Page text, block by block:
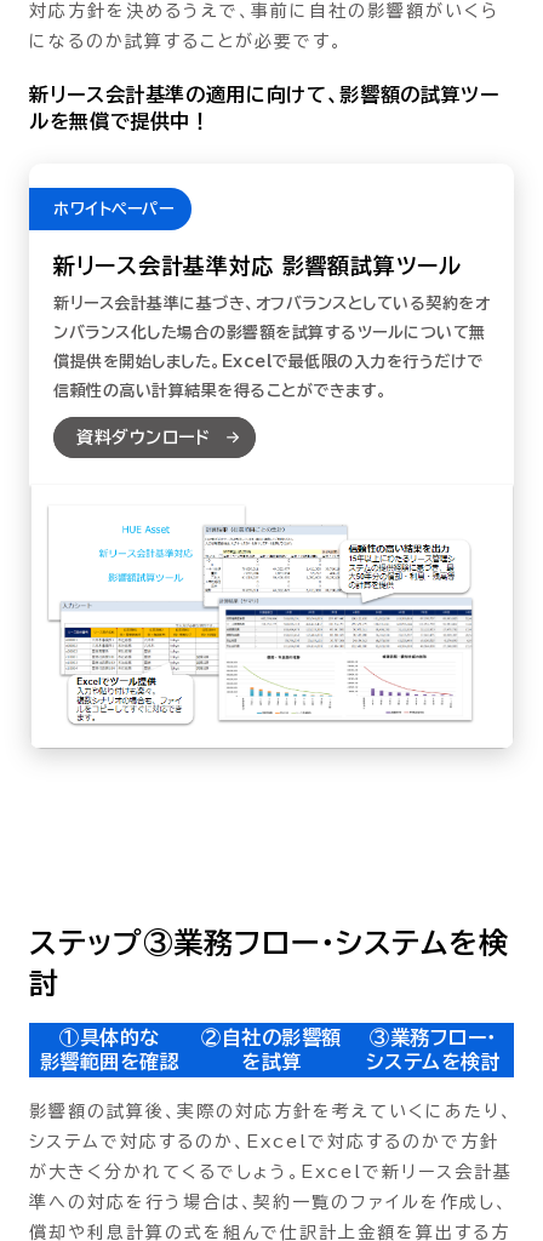
対応方針を決めるうえで、事前に自社の影響額がいくら
になるのか試算することが必要です。
新リース会計基準の適用に向けて、影響額の試算ツー
ルを無償で提供中！
ホワイトペーパー
新リース会計基準対応 影響額試算ツール
新リース会計基準に基づき、オフバランスとしている契約をオ
ンバランス化した場合の影響額を試算するツールについて無
償提供を開始しました。Excelで最低限の入力を行うだけで
信頼性の高い計算結果を得ることができます。
資料ダウンロード
ステップ③業務フロー・システムを検
討
①具体的な
影響範囲を確認
②自社の影響額
を試算
③業務フロー・
システムを検討
影響額の試算後、実際の対応方針を考えていくにあたり、
システムで対応するのか、Excelで対応するのかで方針
が大きく分かれてくるでしょう。Excelで新リース会計基
準への対応を行う場合は、契約一覧のファイルを作成し、
償却や利息計算の式を組んで仕訳計上金額を算出する方